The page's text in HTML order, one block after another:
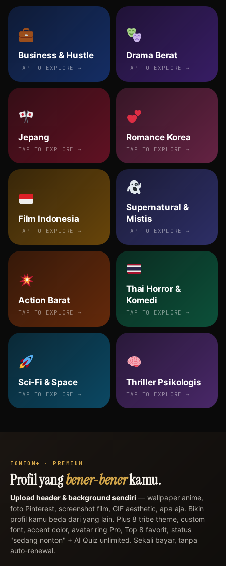
Business & Hustle
TAP TO EXPLORE →
Drama Berat
TAP TO EXPLORE →
Jepang
TAP TO EXPLORE →
Romance Korea
TAP TO EXPLORE →
Film Indonesia
TAP TO EXPLORE →
Supernatural &
Mistis
TAP TO EXPLORE →
Action Barat
TAP TO EXPLORE →
Thai Horror &
Komedi
TAP TO EXPLORE →
Sci-Fi & Space
TAP TO EXPLORE →
Thriller Psikologis
TAP TO EXPLORE →
×
TONTON+ · PREMIUM
Profil yangbener-benerkamu.
Upload header & background sendiri — wallpaper anime,
foto Pinterest, screenshot film, GIF aesthetic, apa aja. Bikin
profil kamu beda dari yang lain. Plus 8 tribe theme, custom
font, accent color, avatar ring Pro, Top 8 favorit, status
"sedang nonton" + AI Quiz unlimited. Sekali bayar, tanpa
auto-renewal.